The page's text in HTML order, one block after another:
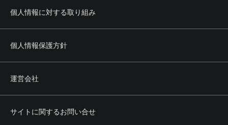
個人情報に対する取り組み
個人情報保護方針
運営会社
サイトに関するお問い合せ